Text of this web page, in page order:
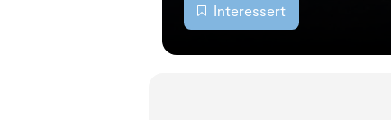
Interessert